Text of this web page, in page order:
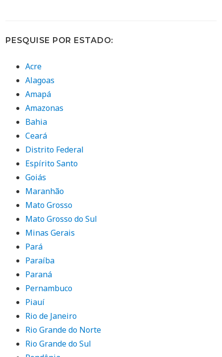
PESQUISE POR ESTADO:
Acre
Alagoas
Amapá
Amazonas
Bahia
Ceará
Distrito Federal
Espírito Santo
Goiás
Maranhão
Mato Grosso
Mato Grosso do Sul
Minas Gerais
Pará
Paraíba
Paraná
Pernambuco
Piauí
Rio de Janeiro
Rio Grande do Norte
Rio Grande do Sul